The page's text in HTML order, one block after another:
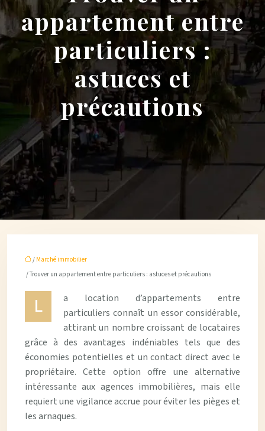
appartement entre
particuliers :
astuces et
précautions
/ Marché immobilier
/ Trouver un appartement entre particuliers : astuces et précautions
L
a location d’appartements entre
particuliers connaît un essor considérable,
attirant un nombre croissant de locataires
grâce à des avantages indéniables tels que des
économies potentielles et un contact direct avec le
propriétaire. Cette option offre une alternative
intéressante aux agences immobilières, mais elle
requiert une vigilance accrue pour éviter les pièges et
les arnaques.